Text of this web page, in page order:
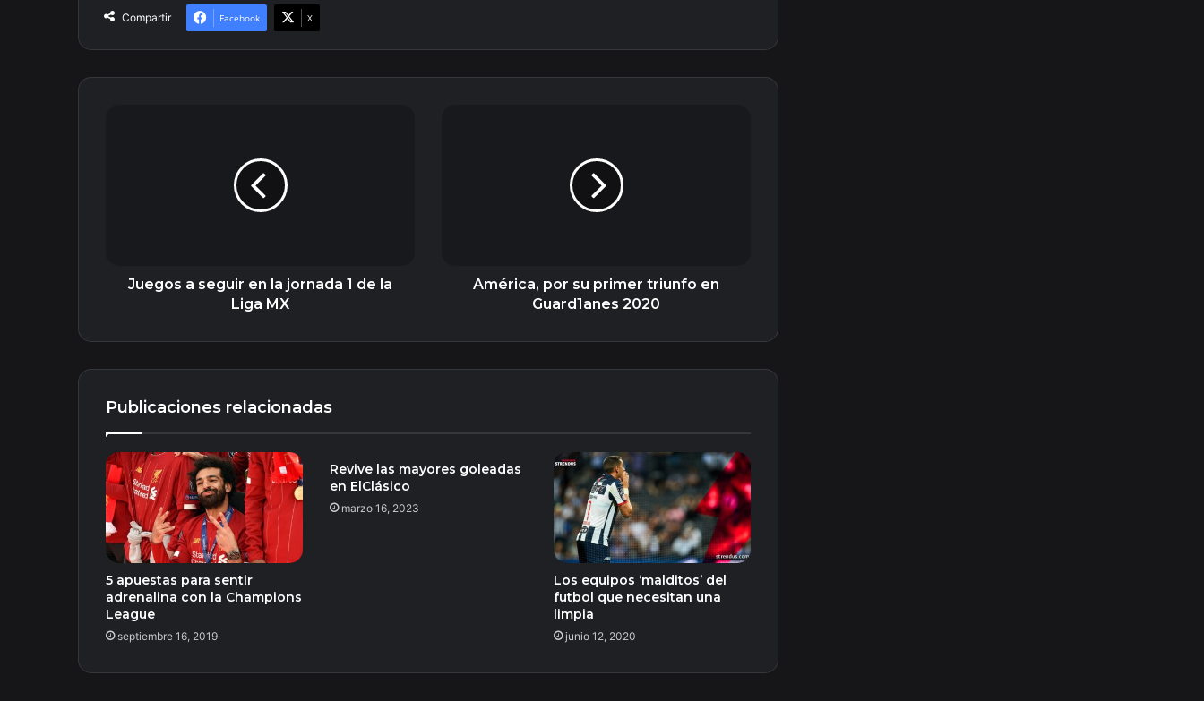
Compartir Facebook X
Juegos a seguir en la jornada 1 de la
Liga MX
América, por su primer triunfo en
Guard1anes 2020
Publicaciones relacionadas
5 apuestas para sentir
adrenalina con la Champions
League
septiembre 16, 2019
Revive las mayores goleadas
en ElClásico
marzo 16, 2023
Los equipos ‘malditos’ del
futbol que necesitan una
limpia
junio 12, 2020